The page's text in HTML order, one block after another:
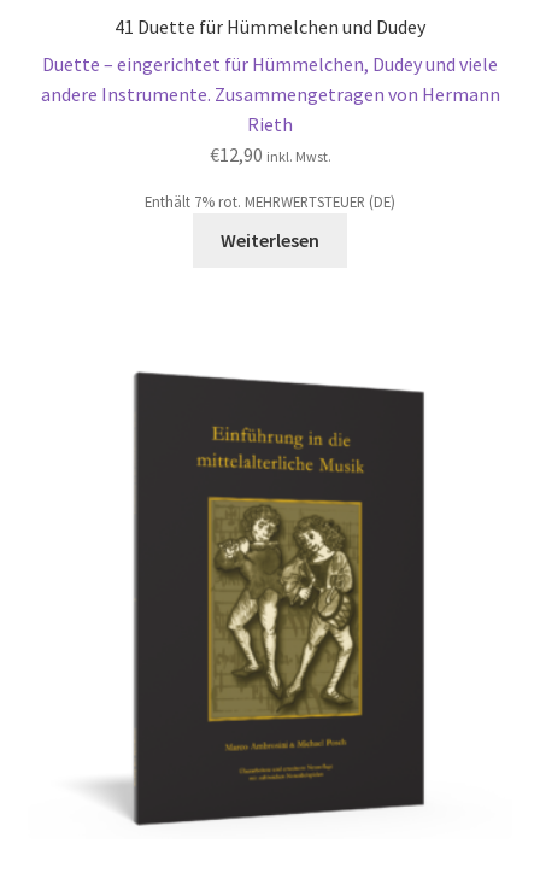
41 Duette für Hümmelchen und Dudey
Duette – eingerichtet für Hümmelchen, Dudey und viele
andere Instrumente. Zusammengetragen von Hermann
Rieth
€12,90 inkl. Mwst.
Enthält 7% rot. MEHRWERTSTEUER (DE)
Weiterlesen